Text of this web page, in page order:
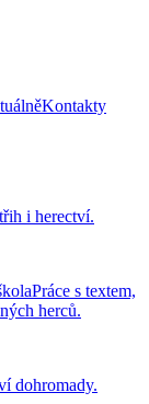
Kontakty
i herectví.
Práce s textem,
herců.
dohromady.